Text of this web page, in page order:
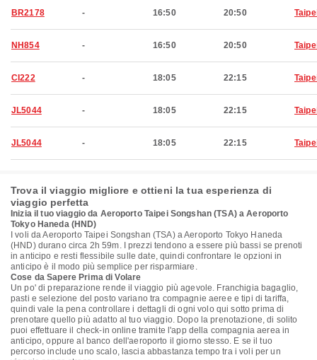
BR2178 - 16:50 20:50
NH854 - 16:50 20:50
CI222 - 18:05 22:15
JL5044 - 18:05 22:15
JL5044 - 18:05 22:15
Trova il viaggio migliore e ottieni la tua esperienza di
viaggio perfetta
Inizia il tuo viaggio da Aeroporto Taipei Songshan (TSA) a Aeroporto
Tokyo Haneda (HND)
I voli da Aeroporto Taipei Songshan (TSA) a Aeroporto Tokyo Haneda
(HND) durano circa 2h 59m. I prezzi tendono a essere più bassi se prenoti
in anticipo e resti flessibile sulle date, quindi confrontare le opzioni in
anticipo è il modo più semplice per risparmiare.
Cose da Sapere Prima di Volare
Un po' di preparazione rende il viaggio più agevole. Franchigia bagaglio,
pasti e selezione del posto variano tra compagnie aeree e tipi di tariffa,
quindi vale la pena controllare i dettagli di ogni volo qui sotto prima di
prenotare quello più adatto al tuo viaggio. Dopo la prenotazione, di solito
puoi effettuare il check-in online tramite l'app della compagnia aerea in
anticipo, oppure al banco dell'aeroporto il giorno stesso. E se il tuo
percorso include uno scalo, lascia abbastanza tempo tra i voli per un